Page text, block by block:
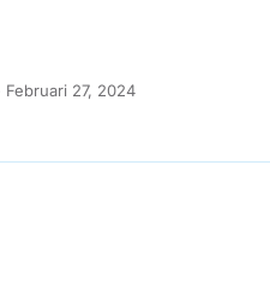
27, 2024